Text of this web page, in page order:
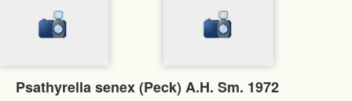
Psathyrella senex (Peck) A.H. Sm. 1972